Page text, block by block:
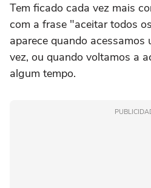
Tem ficado cada vez mais
com a frase "aceitar todos
aparece quando acessamos
vez, ou quando voltamos a
algum tempo.